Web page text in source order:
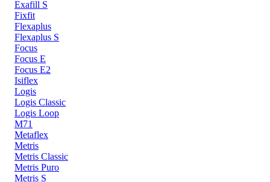
Exafill S
Fixfit
Flexaplus
Flexaplus S
Focus
Focus E
Focus E2
Isiflex
Logis
Logis Classic
Logis Loop
M71
Metaflex
Metris
Metris Classic
Metris Puro
Metris S